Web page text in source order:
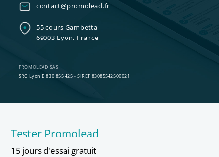
contact@promolead.fr
55 cours Gambetta
69003 Lyon, France
PROMOLEAD SAS
SRC Lyon B 830 855 425 - SIRET 83085542500021
Tester Promolead
15 jours d'essai gratuit